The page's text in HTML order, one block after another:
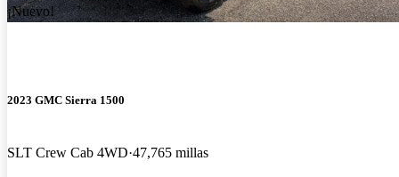
¡Nuevo!
2023 GMC Sierra 1500
SLT Crew Cab 4WD 47,765 millas